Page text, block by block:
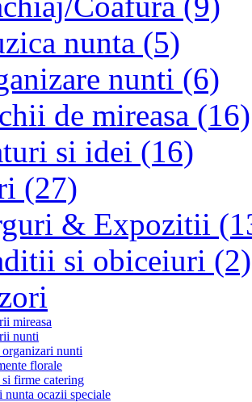
nunta (5)
nunti (6)
de mireasa (16)
si idei (16)
(27)
& Expozitii
si obiceiuri (2)
mireasa
nunti
nunti
florale
firme catering
ocazii speciale